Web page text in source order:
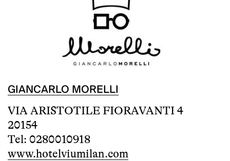
GIANCARLO MORELLI
VIA ARISTOTILE FIORAVANTI 4
20154
Tel: 0280010918
www.hotelviumilan.com